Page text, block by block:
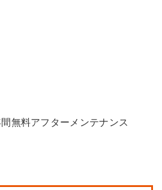
無料アフターメンテナンス